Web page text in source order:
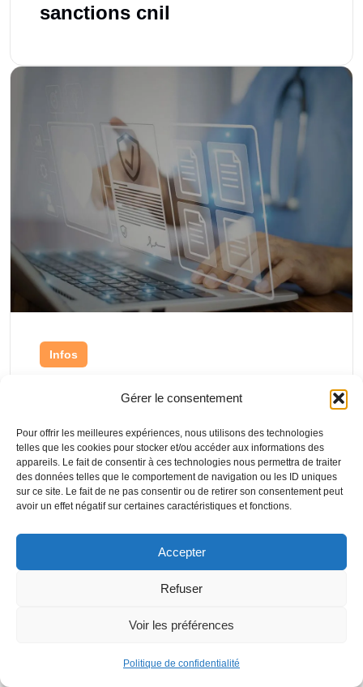
Gérer le consentement
Pour offrir les meilleures expériences, nous utilisons des technologies
telles que les cookies pour stocker et/ou accéder aux informations des
appareils. Le fait de consentir à ces technologies nous permettra de traiter
des données telles que le comportement de navigation ou les ID uniques
sur ce site. Le fait de ne pas consentir ou de retirer son consentement peut
avoir un effet négatif sur certaines caractéristiques et fonctions.
Accepter
Refuser
Voir les préférences
Politique de confidentialité
sanctions cnil
Infos
Gestion des droits utilisateurs
vos dossiers patients et vous
évite les sanctions de la cnil